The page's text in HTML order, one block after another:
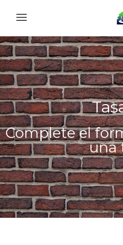
Complete el
una